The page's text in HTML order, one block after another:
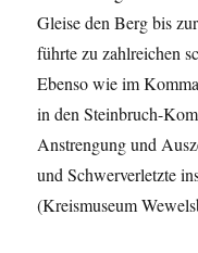
Gleise den Berg bis
führte zu zahlreichen
Ebenso wie im
in den Steinbruch-
Anstrengung und
und Schwerverletzte
(Kreismuseum